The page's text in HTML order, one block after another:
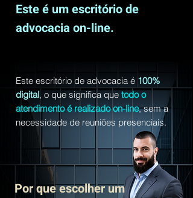
Este é um escritório de
advocacia on-line.
Este escritório de advocacia é 100%
digital, o que significa quetodo o
atendimento é realizado on-line, sem a
necessidade de reuniões presenciais.
Por que escolher um